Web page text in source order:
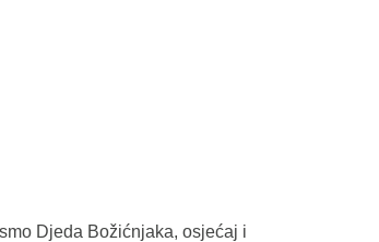
Djeda Božićnjaka, osjećaj i